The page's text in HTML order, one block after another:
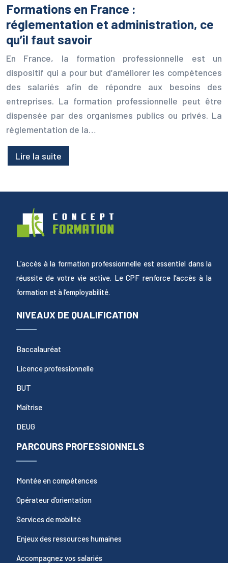
Formations en France :
réglementation et administration, ce
qu’il faut savoir
En France, la formation professionnelle est un
dispositif qui a pour but d’améliorer les compétences
des salariés afin de répondre aux besoins des
entreprises. La formation professionnelle peut être
dispensée par des organismes publics ou privés. La
réglementation de la…
Lire la suite
L’accès à la formation professionnelle est essentiel dans la
réussite de votre vie active. Le CPF renforce l’accès à la
formation et à l’employabilité.
NIVEAUX DE QUALIFICATION
Baccalauréat
Licence professionnelle
BUT
Maîtrise
DEUG
PARCOURS PROFESSIONNELS
Montée en compétences
Opérateur d’orientation
Services de mobilité
Enjeux des ressources humaines
Accompagnez vos salariés